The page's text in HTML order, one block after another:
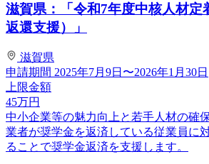
滋賀県：「令和7年度中核人材定
返還支援）」
滋賀県
申請期間 2025年7月9日〜2026年1月30日
上限金額
45万円
中小企業等の魅力向上と若手人材の確
業者が奨学金を返済している従業員に
ることで奨学金返済を支援します。